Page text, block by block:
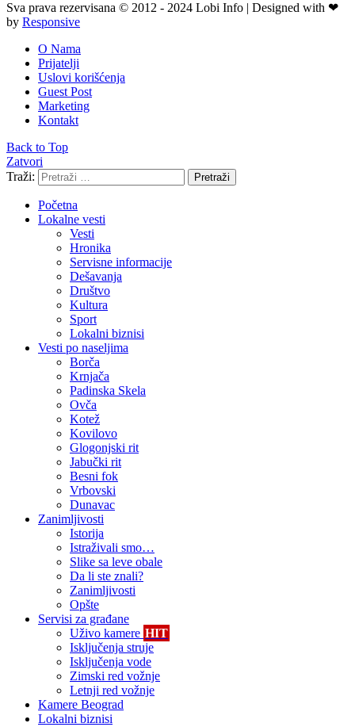
Sva prava rezervisana © 2012 - 2024 Lobi Info | Designed with ❤
by Responsive
O Nama
Prijatelji
Uslovi korišćenja
Guest Post
Marketing
Kontakt
Back to Top
Zatvori
Traži:
Pretraži
Početna
Lokalne vesti
Vesti
Hronika
Servisne informacije
Dešavanja
Društvo
Kultura
Sport
Lokalni biznisi
Vesti po naseljima
Borča
Krnjača
Padinska Skela
Ovča
Kotež
Kovilovo
Glogonjski rit
Jabučki rit
Besni fok
Vrbovski
Dunavac
Zanimljivosti
Istorija
Istraživali smo…
Slike sa leve obale
Da li ste znali?
Zanimljivosti
Opšte
Servisi za građane
Uživo kamere HIT
Isključenja struje
Isključenja vode
Zimski red vožnje
Letnji red vožnje
Kamere Beograd
Lokalni biznisi